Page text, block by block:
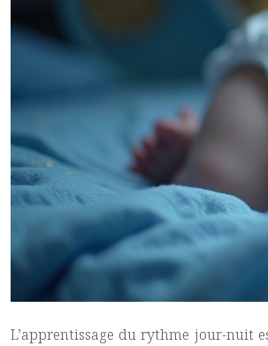
L’apprentissage du rythme jour-nuit